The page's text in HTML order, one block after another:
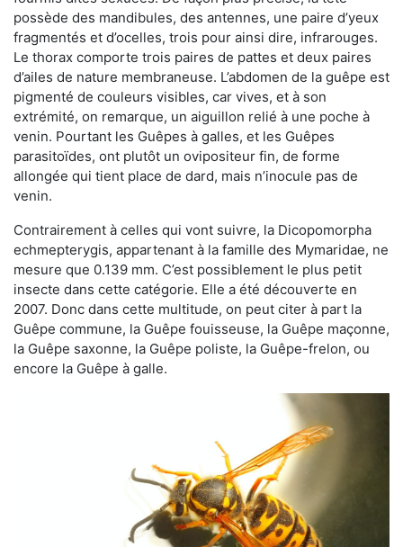
possède des mandibules, des antennes, une paire d’yeux
fragmentés et d’ocelles, trois pour ainsi dire, infrarouges.
Le thorax comporte trois paires de pattes et deux paires
d’ailes de nature membraneuse. L’abdomen de la guêpe est
pigmenté de couleurs visibles, car vives, et à son
extrémité, on remarque, un aiguillon relié à une poche à
venin. Pourtant les Guêpes à galles, et les Guêpes
parasitoïdes, ont plutôt un ovipositeur fin, de forme
allongée qui tient place de dard, mais n’inocule pas de
venin.
Contrairement à celles qui vont suivre, la Dicopomorpha
echmepterygis, appartenant à la famille des Mymaridae, ne
mesure que 0.139 mm. C’est possiblement le plus petit
insecte dans cette catégorie. Elle a été découverte en
2007. Donc dans cette multitude, on peut citer à part la
Guêpe commune, la Guêpe fouisseuse, la Guêpe maçonne,
la Guêpe saxonne, la Guêpe poliste, la Guêpe-frelon, ou
encore la Guêpe à galle.